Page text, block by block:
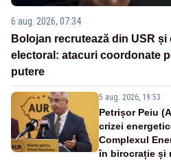
6 aug. 2026, 07:34
Bolojan recrutează din USR
electoral: atacuri coordonate
putere
5 aug. 2026, 19:53
Petrișor Peiu
crizei
Complexul
în birocrație și